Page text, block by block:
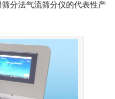
分法气流筛分仪的代表性产